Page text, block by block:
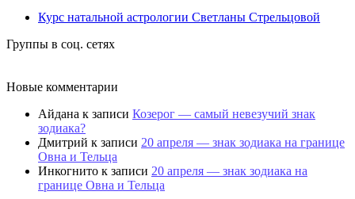
Курс натальной астрологии Светланы Стрельцовой
Группы в соц. сетях
Новые комментарии
Айдана к записи Козерог — самый невезучий знак
зодиака?
Дмитрий к записи 20 апреля — знак зодиака на границе
Овна и Тельца
Инкогнито к записи 20 апреля — знак зодиака на
границе Овна и Тельца